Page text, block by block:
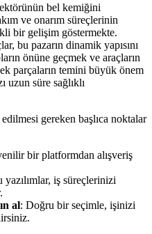
bel kemiğini
ve onarım süreçlerinin
bir gelişim göstermekte.
bu pazarın dinamik yapısını
önüne geçmek ve araçların
parçaların temini büyük önem
uzun süre sağlıklı
gereken başlıca noktalar
bir platformdan alışveriş
yazılımlar, iş süreçlerinizi
al: Doğru bir seçimle, işinizi